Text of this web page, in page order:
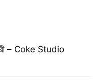
– Coke Studio